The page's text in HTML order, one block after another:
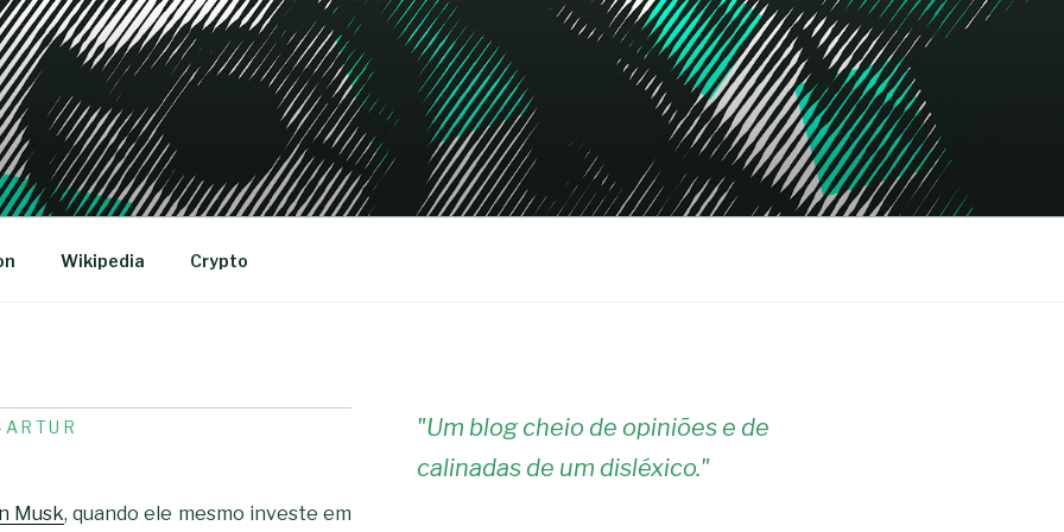
Wikipedia Crypto
Musk, quando ele mesmo investe em
"Um blog cheio de opiniões e de
calinadas de um disléxico."